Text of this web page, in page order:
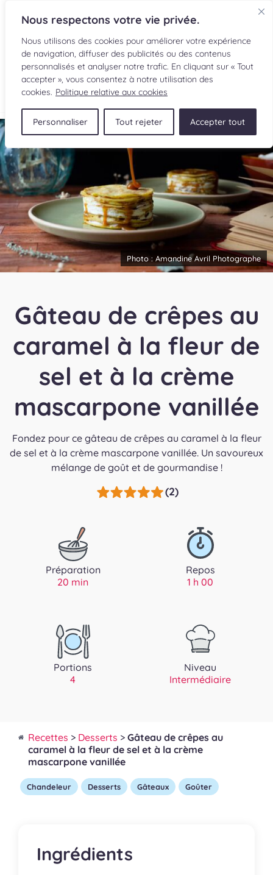
Nous respectons votre vie privée.
Nous utilisons des cookies pour améliorer votre expérience
de navigation, diffuser des publicités ou des contenus
personnalisés et analyser notre trafic. En cliquant sur « Tout
accepter », vous consentez à notre utilisation des
cookies. Politique relative aux cookies
Personnaliser Tout rejeter Accepter tout
EN
RECETTES
INGRÉDIENTS
LECTURES CULINAIRES
SOUMETTRE UNE RECETTE
BOUTIQUE
Photo : Amandine Avril Photographe
Gâteau de crêpes au
caramel à la fleur de
sel et à la crème
mascarpone vanillée
Fondez pour ce gâteau de crêpes au caramel à la fleur
de sel et à la crème mascarpone vanillée. Un savoureux
mélange de goût et de gourmandise !
(2)
Préparation
20 min
Repos
1 h 00
Portions
4
Niveau
Intermédiaire
Recettes > Desserts > Gâteau de crêpes au
caramel à la fleur de sel et à la crème
mascarpone vanillée
Chandeleur Desserts Gâteaux Goûter
Ingrédients